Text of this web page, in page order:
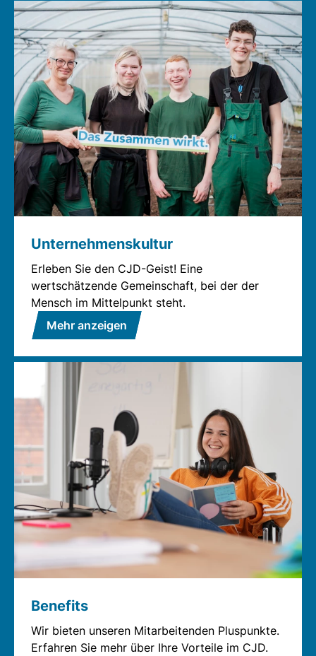
Unternehmenskultur
Erleben Sie den CJD-Geist! Eine
wertschätzende Gemeinschaft, bei der der
Mensch im Mittelpunkt steht.
Mehr anzeigen
Benefits
Wir bieten unseren Mitarbeitenden Pluspunkte.
Erfahren Sie mehr über Ihre Vorteile im CJD.